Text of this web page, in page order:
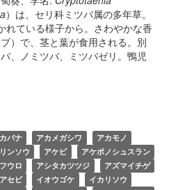
）は、セリ科ミツバ属の多年草。
れている様子から。さわやかな香
）で、茎と葉が食用される。別
、ノミツバ、ミツバゼリ。鴨児
バナ アカメガシワ
アカモノ
ンソウ アケビ
アケボノシュスラン
ウロ アシタカツツジ
アズマイチゲ
アセビ イオウゴケ
イカリソウ